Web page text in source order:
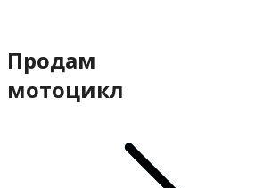
Продам
мотоцикл